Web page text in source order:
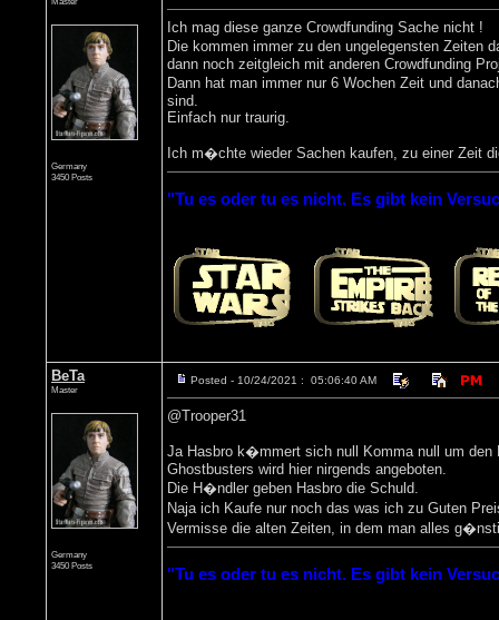
Germany
3450 Posts
Ich mag diese ganze Crowdfunding Sache nicht !
Die kommen immer zu den ungelegensten
dann noch zeitgleich mit anderen Crowdfunding
Dann hat man immer nur 6 Wochen Zeit und
sind.
Einfach nur traurig.
Ich m�chte wieder Sachen kaufen, zu einer Zeit
"Tu es oder tu es nicht. Es gibt kein
BeTa
Master
Germany
3450 Posts
Posted - 10/24/2021 : 05:06:40 AM
@Trooper31
Ja Hasbro k�mmert sich null Komma null um den
Ghostbusters wird hier nirgends angeboten.
Die H�ndler geben Hasbro die Schuld.
Naja ich Kaufe nur noch das was ich zu Guten
Vermisse die alten Zeiten, in dem man alles
"Tu es oder tu es nicht. Es gibt kein